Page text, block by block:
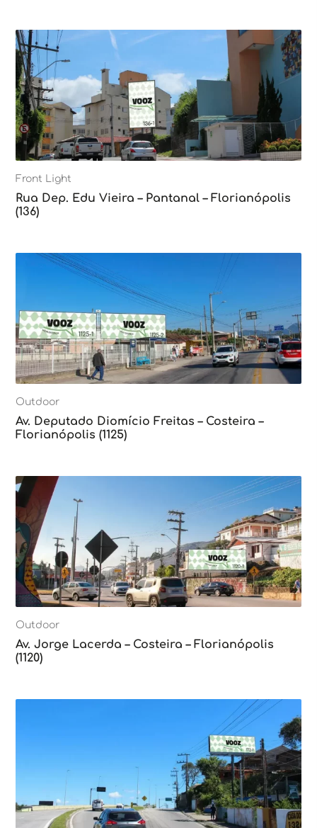
Front Light
Rua Dep. Edu Vieira – Pantanal – Florianópolis
(136)
Outdoor
Av. Deputado Diomício Freitas – Costeira –
Florianópolis (1125)
Outdoor
Av. Jorge Lacerda – Costeira – Florianópolis
(1120)